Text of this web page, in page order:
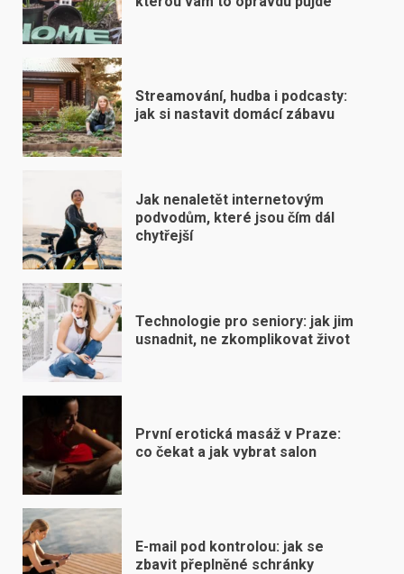
Streamování, hudba i podcasty:
jak si nastavit domácí zábavu
Jak nenaletět internetovým
podvodům, které jsou čím dál
chytřejší
Technologie pro seniory: jak jim
usnadnit, ne zkomplikovat život
První erotická masáž v Praze:
co čekat a jak vybrat salon
E-mail pod kontrolou: jak se
zbavit přeplněné schránky